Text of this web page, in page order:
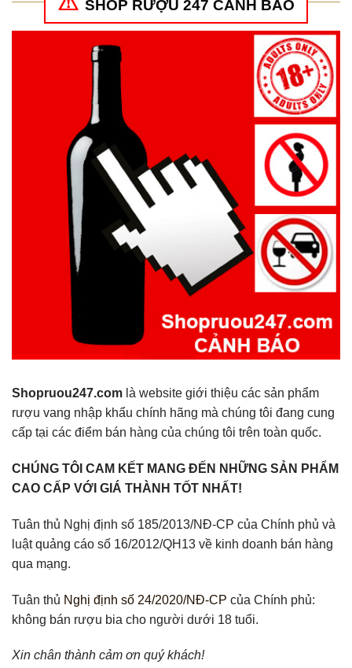
SHOP RƯỢU 247 CẢNH BÁO
Shopruou247.com là website giới thiệu các sản phẩm
rượu vang nhập khẩu chính hãng mà chúng tôi đang cung
cấp tại các điểm bán hàng của chúng tôi trên toàn quốc.
CHÚNG TÔI CAM KẾT MANG ĐẾN NHỮNG SẢN PHẨM
CAO CẤP VỚI GIÁ THÀNH TỐT NHẤT!
Tuân thủ Nghị định số 185/2013/NĐ-CP của Chính phủ và
luật quảng cáo số 16/2012/QH13 về kinh doanh bán hàng
qua mạng.
Tuân thủ Nghị định số 24/2020/NĐ-CP của Chính phủ:
không bán rượu bia cho người dưới 18 tuổi.
Xin chân thành cảm ơn quý khách!